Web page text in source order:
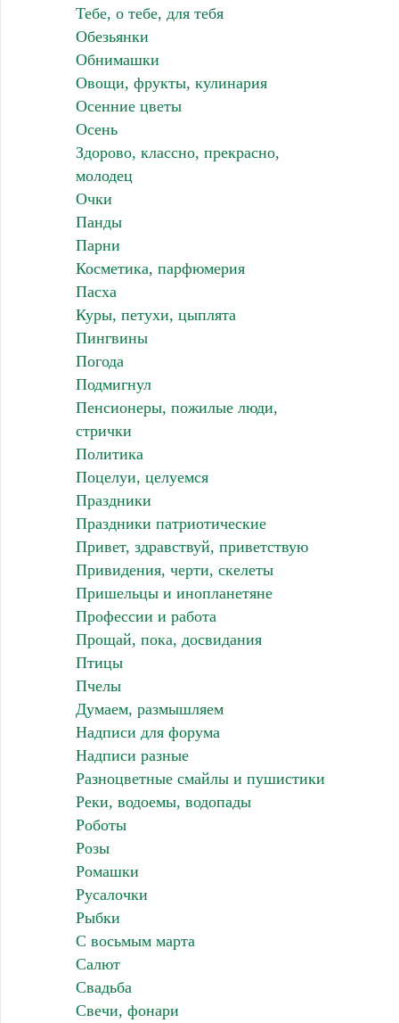
Тебе, о тебе, для тебя
Обезьянки
Обнимашки
Овощи, фрукты, кулинария
Осенние цветы
Осень
Здорово, классно, прекрасно,
молодец
Очки
Панды
Парни
Косметика, парфюмерия
Пасха
Куры, петухи, цыплята
Пингвины
Погода
Подмигнул
Пенсионеры, пожилые люди,
стрички
Политика
Поцелуи, целуемся
Праздники
Праздники патриотические
Привет, здравствуй, приветствую
Привидения, черти, скелеты
Пришельцы и инопланетяне
Профессии и работа
Прощай, пока, досвидания
Птицы
Пчелы
Думаем, размышляем
Надписи для форума
Надписи разные
Разноцветные смайлы и пушистики
Реки, водоемы, водопады
Роботы
Розы
Ромашки
Русалочки
Рыбки
С восьмым марта
Салют
Свадьба
Свечи, фонари